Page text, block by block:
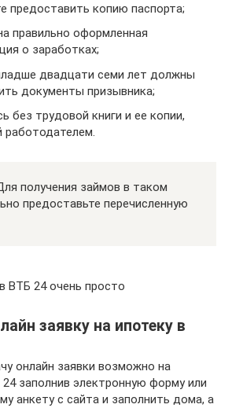
предоставить копию паспорта;
правильно оформленная
о заработках;
двадцати семи лет должны
документы призывника;
без трудовой книги и ее копии,
работодателем.
получения займов в таком
предоставьте перечисленную
ВТБ 24 очень просто
заявку на ипотеку в
онлайн заявки возможно на
заполнив электронную форму или
анкету с сайта и заполнить дома, а